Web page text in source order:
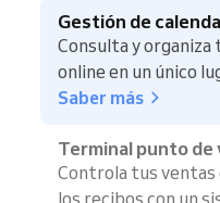
Gestión de
Consulta y
online en un único
Saber más
Terminal punto de
Controla tus
los recibos con un